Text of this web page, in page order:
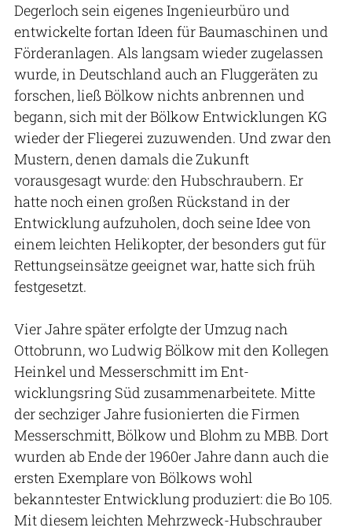
Degerloch sein eigenes Ingenieurbüro und
entwickelte fortan Ideen für Baumaschinen und
Förderanlagen. Als langsam wieder zugelassen
wurde, in Deutschland auch an Fluggeräten zu
forschen, ließ Bölkow nichts anbrennen und
begann, sich mit der Bölkow Entwicklungen KG
wieder der Fliegerei zuzuwenden. Und zwar den
Mustern, denen damals die Zukunft
vorausgesagt wurde: den Hubschraubern. Er
hatte noch einen großen Rückstand in der
Entwicklung aufzuholen, doch seine Idee von
einem leichten Helikopter, der besonders gut für
Rettungseinsätze geeignet war, hatte sich früh
festgesetzt.
Vier Jahre später erfolgte der Umzug nach
Ottobrunn, wo Ludwig Bölkow mit den Kollegen
Heinkel und Messerschmitt im Ent­
wicklungsring Süd zusammenarbeitete. Mitte
der sechziger Jahre fusionierten die Firmen
Messerschmitt, Bölkow und Blohm zu MBB. Dort
wurden ab Ende der 1960er Jahre dann auch die
ersten Exemplare von Bölkows wohl
bekanntester Entwicklung produziert: die Bo 105.
Mit diesem leichten Mehrzweck-Hubschrauber